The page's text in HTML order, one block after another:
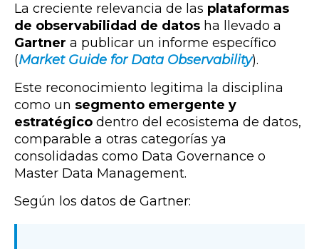
La creciente relevancia de las plataformas
de observabilidad de datos ha llevado a
Gartner a publicar un informe específico
(Market Guide for Data Observability).
Este reconocimiento legitima la disciplina
como un segmento emergente y
estratégico dentro del ecosistema de datos,
comparable a otras categorías ya
consolidadas como Data Governance o
Master Data Management.
Según los datos de Gartner: